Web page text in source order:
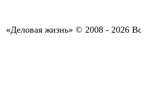
«Деловая жизнь» © 2008 - 2026